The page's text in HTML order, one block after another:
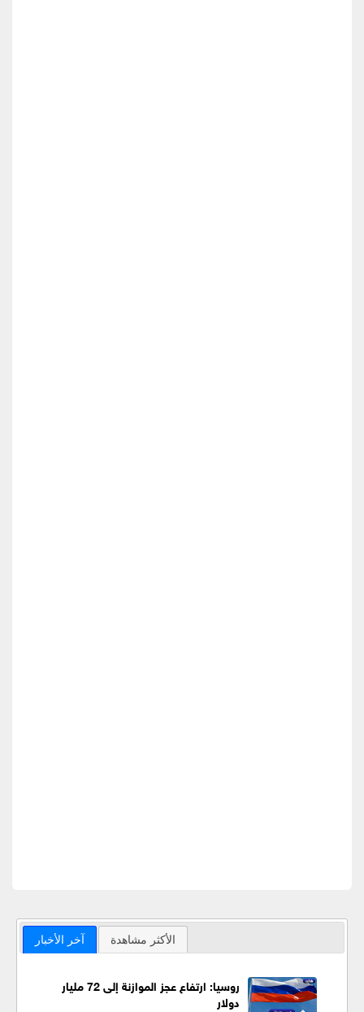
آخر الأخبار الأكثر مشاهدة
روسيا: ارتفاع عجز الموازنة إلى 72 مليار
دولار